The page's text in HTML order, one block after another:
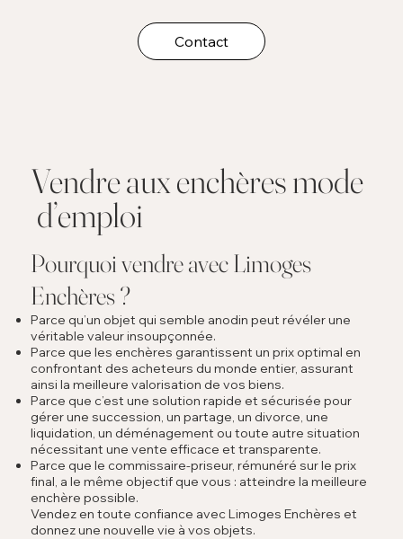
Contact
Vendre aux enchères mode
d’emploi
Pourquoi vendre avec Limoges
Enchères ?
Parce qu’un objet qui semble anodin peut révéler une
véritable valeur insoupçonnée.
Parce que les enchères garantissent un prix optimal en
confrontant des acheteurs du monde entier, assurant
ainsi la meilleure valorisation de vos biens.
Parce que c’est une solution rapide et sécurisée pour
gérer une succession, un partage, un divorce, une
liquidation, un déménagement ou toute autre situation
nécessitant une vente efficace et transparente.
Parce que le commissaire-priseur, rémunéré sur le prix
final, a le même objectif que vous : atteindre la meilleure
enchère possible.
Vendez en toute confiance avec Limoges Enchères et
donnez une nouvelle vie à vos objets.